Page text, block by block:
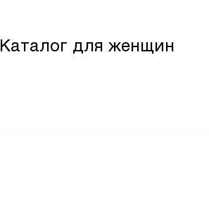
Каталог для женщин